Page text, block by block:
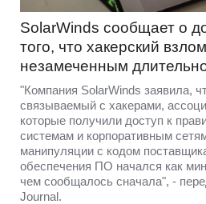
SolarWinds сообщает о
того, что хакерский
незамеченным
"Компания SolarWinds заявила,
связываемый с хакерами,
которые получили доступ к
системам и корпоративным
манипуляции с кодом
обеспечения ПО начался как
чем сообщалось сначала", -
Journal.